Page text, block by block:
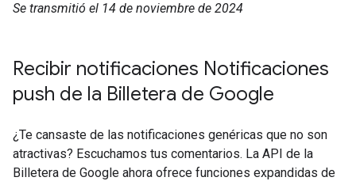
Se transmitió el 14 de noviembre de 2024
Recibir notificaciones Notificaciones
push de la Billetera de Google
¿Te cansaste de las notificaciones genéricas que no son
atractivas? Escuchamos tus comentarios. La API de la
Billetera de Google ahora ofrece funciones expandidas de